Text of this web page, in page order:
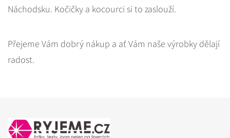
Náchodsku. Kočičky a kocourci si to zaslouží.
Přejeme Vám dobrý nákup a ať Vám naše výrobky dělají
radost.